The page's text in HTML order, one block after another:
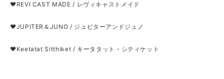
❤REVI CAST MADE / レヴィキャストメイド
❤JUPITER＆JUNO / ジュピターアンドジュノ
❤Keetatat Sitthiket / キータタット・シティケット